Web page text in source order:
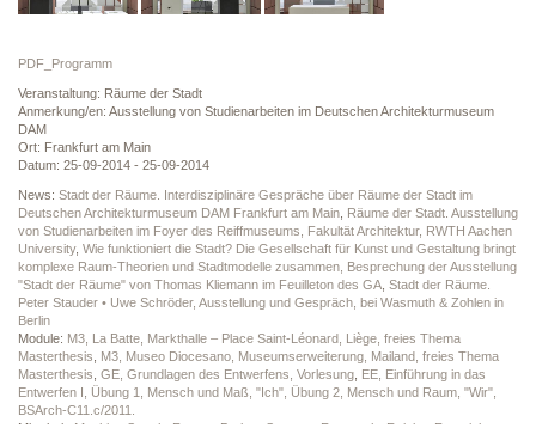
PDF_Programm
Veranstaltung: Räume der Stadt
Anmerkung/en: Ausstellung von Studienarbeiten im Deutschen Architekturmuseum
DAM
Ort: Frankfurt am Main
Datum: 25-09-2014 - 25-09-2014
News: Stadt der Räume. Interdisziplinäre Gespräche über Räume der Stadt im
Deutschen Architekturmuseum DAM Frankfurt am Main Räume der Stadt. Ausstellung
von Studienarbeiten im Foyer des Reiffmuseums, Fakultät Architektur, RWTH Aachen
University, Wie funktioniert die Stadt? Die Gesellschaft für Kunst und Gestaltung bringt
komplexe Raum-Theorien und Stadtmodelle zusammen, Besprechung der Ausstellung
"Stadt der Räume" von Thomas Kliemann im Feuilleton des GA Stadt der Räume.
Peter Stauder • Uwe Schröder, Ausstellung und Gespräch, bei Wasmuth & Zohlen in
Berlin
Module: M3, La Batte, Markthalle – Place Saint-Léonard, Liège, freies Thema
Masterthesis
M3, Museo Diocesano, Museumserweiterung, Mailand, freies Thema
Masterthesis GE, Grundlagen des Entwerfens, Vorlesung EE, Einführung in das
Entwerfen I, Übung 1, Mensch und Maß, "Ich", Übung 2, Mensch und Raum, "Wir",
BSArch-C11.c/2011.